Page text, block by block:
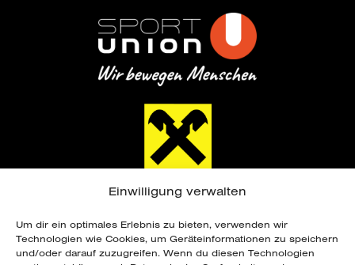
Einwilligung verwalten
Um dir ein optimales Erlebnis zu bieten, verwenden wir
Technologien wie Cookies, um Geräteinformationen zu speichern
und/oder darauf zuzugreifen. Wenn du diesen Technologien